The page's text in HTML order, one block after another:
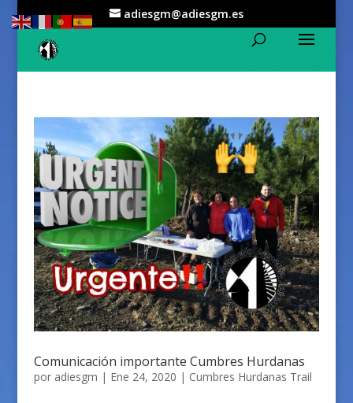
adiesgm@adiesgm.es
Comunicación importante Cumbres Hurdanas
por adiesgm | Ene 24, 2020 | Cumbres Hurdanas Trail